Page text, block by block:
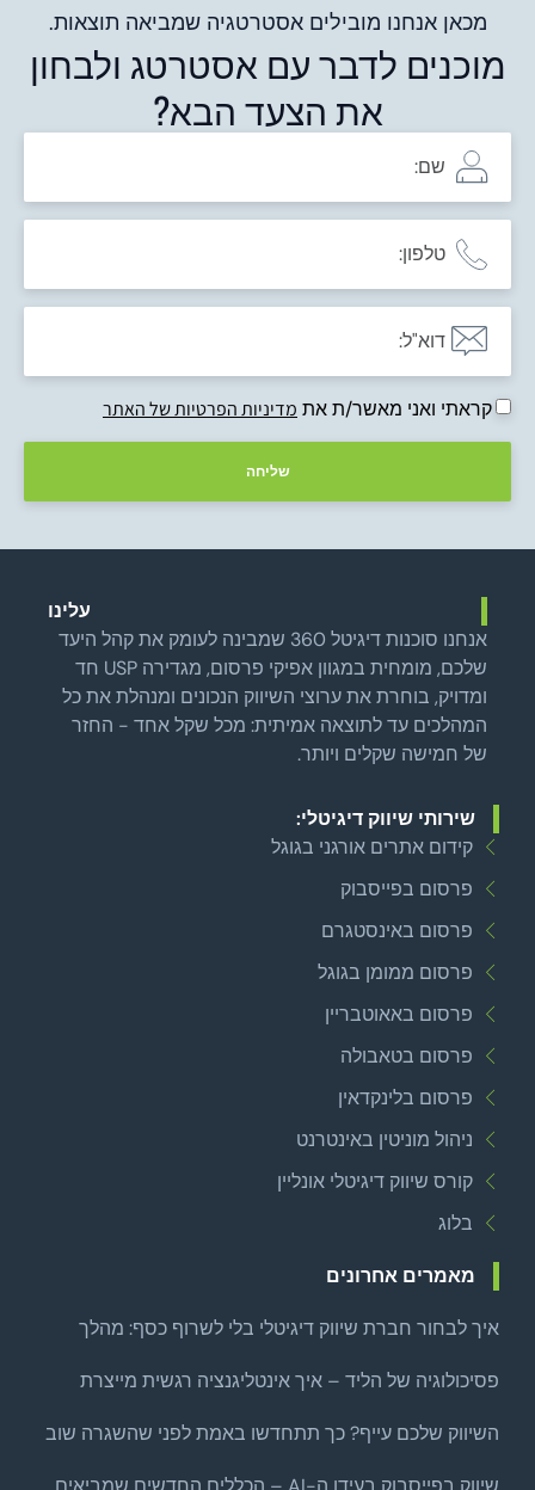
מכאן אנחנו מובילים אסטרטגיה שמביאה תוצאות.
מוכנים לדבר עם אסטרטג ולבחון
את הצעד הבא?
קראתי ואני מאשר/ת את מדיניות הפרטיות של האתר
שליחה
עלינו
אנחנו סוכנות דיגיטל 360 שמבינה לעומק את קהל היעד
שלכם, מומחית במגוון אפיקי פרסום, מגדירה USP חד
ומדויק, בוחרת את ערוצי השיווק הנכונים ומנהלת את כל
המהלכים עד לתוצאה אמיתית: מכל שקל אחד - החזר
של חמישה שקלים ויותר.
שירותי שיווק דיגיטלי:
קידום אתרים אורגני בגוגל
פרסום בפייסבוק
פרסום באינסטגרם
פרסום ממומן בגוגל
פרסום באאוטבריין
פרסום בטאבולה
פרסום בלינקדאין
ניהול מוניטין באינטרנט
קורס שיווק דיגיטלי אונליין
בלוג
מאמרים אחרונים
איך לבחור חברת שיווק דיגיטלי בלי לשרוף כסף: מהלך
פסיכולוגיה של הליד – איך אינטליגנציה רגשית מייצרת
השיווק שלכם עייף? כך תתחדשו באמת לפני שהשגרה שוב